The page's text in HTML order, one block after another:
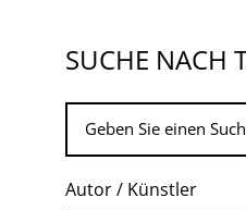
SUCHE NACH
Autor / Künstler